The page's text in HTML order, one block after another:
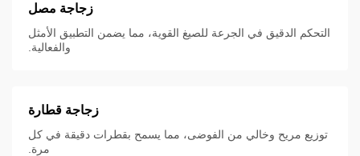
زجاجة مصل
التحكم الدقيق في الجرعة للصيغ القوية، مما يضمن التطبيق الأمثل
والفعالية.
زجاجة قطارة
توزيع مريح وخالي من الفوضى، مما يسمح بقطرات دقيقة في كل
مرة.